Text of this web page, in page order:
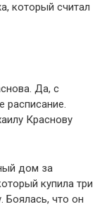
который считал
Да, с
расписание.
Краснову
дом за
купила три
Боялась, что он